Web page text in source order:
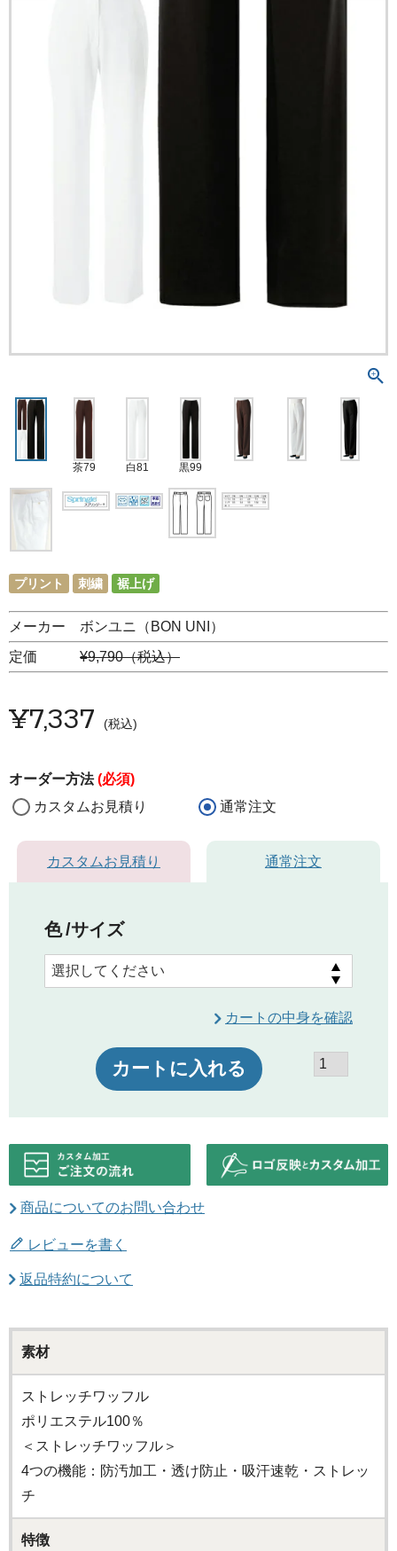
茶79 白81 黒99
プリント 刺繍 裾上げ
メーカー ボンユニ（BON UNI）
定価 ¥9,790（税込）
¥7,337 税込
オーダー方法(必須)
カスタムお見積り
通常注文
カスタムお見積り 通常注文
色 サイズ
カートの中身を確認
カートに入れる
商品についてのお問い合わせ
レビューを書く
返品特約について
素材
ストレッチワッフル
ポリエステル100％
＜ストレッチワッフル＞
4つの機能：防汚加工・透け防止・吸汗速乾・ストレッ
チ
特徴